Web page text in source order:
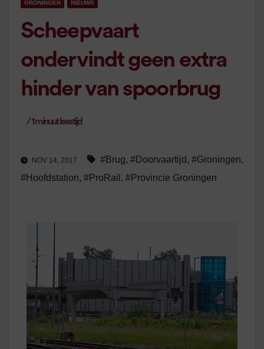
GRONINGEN NIEUWS
Scheepvaart
ondervindt geen extra
hinder van spoorbrug
/1 minuut leestijd
NOV 14, 2017 #Brug, #Doorvaartijd , #Groningen,
#Hoofdstation, #ProRail , #Provincie Groningen